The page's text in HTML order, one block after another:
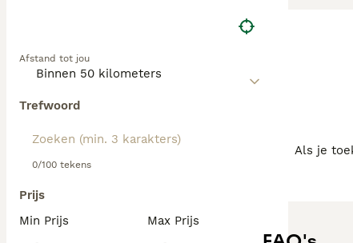
Afstand tot jou
Trefwoord
0/100 tekens
Prijs
Min Prijs
Max Prijs
Als je